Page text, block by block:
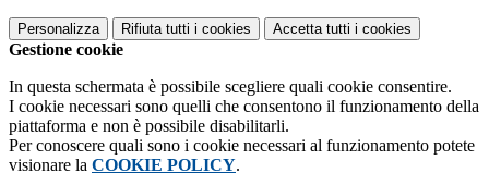
Personalizza Rifiuta tutti i cookies Accetta tutti i cookies
Gestione cookie
In questa schermata è possibile scegliere quali cookie consentire.
I cookie necessari sono quelli che consentono il funzionamento della
piattaforma e non è possibile disabilitarli.
Per conoscere quali sono i cookie necessari al funzionamento potete
visionare la COOKIE POLICY.